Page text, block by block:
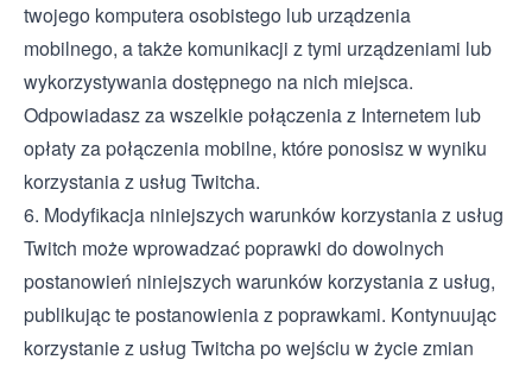
twojego komputera osobistego lub urządzenia
mobilnego, a także komunikacji z tymi urządzeniami lub
wykorzystywania dostępnego na nich miejsca.
Odpowiadasz za wszelkie połączenia z Internetem lub
opłaty za połączenia mobilne, które ponosisz w wyniku
korzystania z usług Twitcha.
6. Modyfikacja niniejszych warunków korzystania z usług
Twitch może wprowadzać poprawki do dowolnych
postanowień niniejszych warunków korzystania z usług,
publikując te postanowienia z poprawkami. Kontynuując
korzystanie z usług Twitcha po wejściu w życie zmian